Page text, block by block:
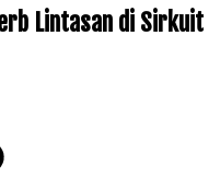
Lintasan di Sirkuit